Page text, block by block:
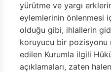
yürütme ve yargı
eylemlerinin önlenmesi
olduğu gibi, ihlallerin
koruyucu bir pozisyonu
edilen Kurumla ilgili
açıklamaları, zaten